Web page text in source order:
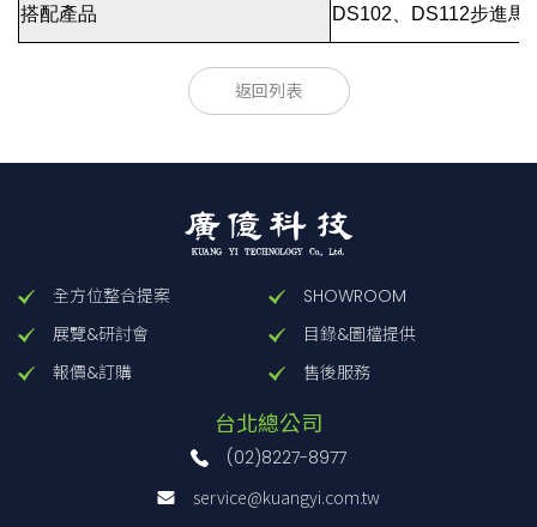
搭配產品 DS102、DS112步進馬
返回列表
全方位整合提案
SHOWROOM
展覽&研討會
目錄&圖檔提供
報價&訂購
售後服務
台北總公司
(02)8227-8977
service@kuangyi.com.tw